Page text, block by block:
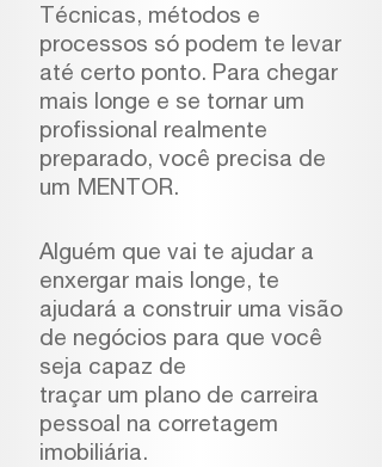
Técnicas, métodos e
processos só podem te levar
até certo ponto. Para chegar
mais longe e se tornar um
profissional realmente
preparado, você precisa de
um MENTOR.
Alguém que vai te ajudar a
enxergar mais longe, te
ajudará a construir uma visão
de negócios para que você
seja capaz de
traçar um plano de carreira
pessoal na corretagem
imobiliária.